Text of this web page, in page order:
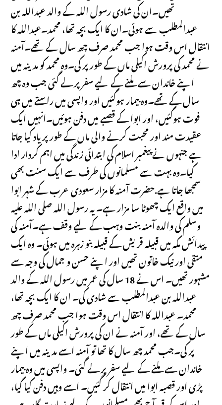
تھیں۔ان کی شادی رسول اللہ کے والد عبداللہ بن
عبدالمطلب سے ہوئی۔ان کا ایک بچہ تھا، محمد۔عبداللہ کا
انتقال اس وقت ہوا جب محمد صرف چھ سال کے تھے۔آمنہ
نے محمد کی پرورش اکیلی ماں کے طور پر کی۔وہ محمد کو مدینہ میں
اپنے خاندان سے ملنے کے لیے سفر پر لے گئی جب وہ چھ
سال کے تھے۔وہ بیمار ہوگئیں اور واپسی میں راستے میں ہی
فوت ہوگئیں، اور ابوا کے قصبے میں دفن ہوئیں۔انہیں ایک
عقیدت مند اور محبت کرنے والی ماں کے طور پر یاد کیا جاتا
ہے جنہوں نے پیغمبر اسلام کی ابتدائی زندگی میں اہم کردار ادا
کیا۔وہ بہت سے مسلمانوں کی طرف سے ایک سنت بھی
سمجھا جاتا ہے.حضرت آمنہ کا مزار سعودی عرب کے شہر ابوا
میں واقع ایک چھوٹا سا مزار ہے۔ یہ رسول اللہ صلی اللہ علیہ
وسلم کی والدہ آمنہ بنت وہب کے لیے وقف ہے۔آمنہ کی
پیدائش مکہ میں قبیلہ قریش کے قبیلہ بنو زہرہ میں ہوئی۔ وہ ایک
متقی اور نیک خاتون تھیں اور اپنے حسن و جمال کی وجہ سے
مشہور تھیں۔ اس نے 18 سال کی عمر میں رسول اللہ کے والد
عبداللہ بن عبدالمطلب سے شادی کی۔ ان کا ایک بچہ تھا،
محمد۔ عبداللہ کا انتقال اس وقت ہوا جب محمد صرف چھ
سال کے تھے، اور آمنہ نے ان کی پرورش اکیلی ماں کے طور
پر کی۔جب محمد چھ سال کا تھا تو آمنہ اسے مدینہ میں اپنے
خاندان سے ملنے کے لیے سفر پر لے گئی۔ واپسی میں وہ بیمار
پڑی اور قصبہ ابوا میں انتقال کر گئیں۔ اسے وہیں دفن کیا گیا،